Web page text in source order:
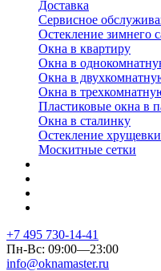
Доставка
Сервисное
Остекление зимнего
Окна в квартиру
Окна в
Окна в
Окна в
Пластиковые окна в
Окна в сталинку
Остекление хрущевки
Москитные сетки
+7 495 730-14-41
Пн-Вс: 09:00—23:00
info@oknamaster.ru